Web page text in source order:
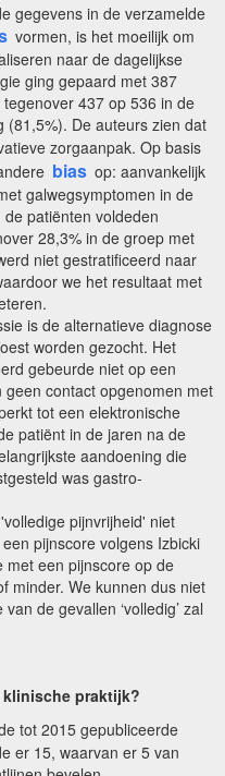
gegevens in de verzamelde
vormen, is het moeilijk om
naar de dagelijkse
ging gepaard met 387
437 op 536 in de
(81,5%). De auteurs zien dat
zorgaanpak. Op basis
bias op: aanvankelijk
galwegsymptomen in de
patiënten voldeden
28,3% in de groep met
niet gestratificeerd naar
we het resultaat met
is de alternatieve diagnose
worden gezocht. Het
gebeurde niet op een
contact opgenomen met
tot een elektronische
patiënt in de jaren na de
aandoening die
was gastro-
pijnvrijheid' niet
pijnscore volgens Izbicki
met een pijnscore op de
minder. We kunnen dus niet
de gevallen ‘volledig’ zal
praktijk?
tot 2015 gepubliceerde
er 15, waarvan er 5 van